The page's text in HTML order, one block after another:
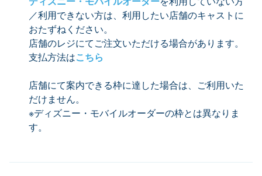
／利用できない方は、利用したい店舗のキャストに
おたずねください。
店舗のレジにてご注文いただける場合があります。
支払方法はこちら
店舗にて案内できる枠に達した場合は、ご利用いた
だけません。
※ディズニー・モバイルオーダーの枠とは異なりま
す。